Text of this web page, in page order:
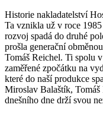
Historie nakladatelství
Ta vznikla už v roce
rozvoj spadá do druhé
prošla generační
Tomáš Reichel. Ti spolu
zaměřené zpočátku na
které do naší produkce
Miroslav Balaštík,
dnešního dne drží svou